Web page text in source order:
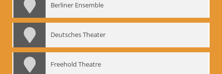
Berliner Ensemble
Deutsches Theater
Freehold Theatre